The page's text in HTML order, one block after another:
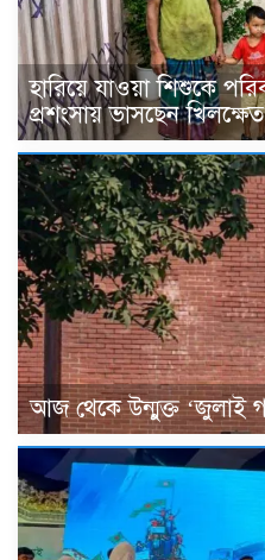
হারিয়ে যাওয়া শিশুকে
প্রশংসায় ভাসছেন
আজ থেকে উন্মুক্ত ‘জুলাই